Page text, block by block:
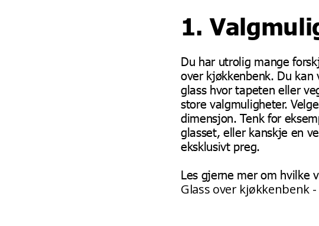
1.
Du har utrolig mange
over kjøkkenbenk. Du
glass hvor tapeten eller
store valgmuligheter.
dimensjon. Tenk for
glasset, eller kanskje en
eksklusivt preg.
Les gjerne mer om hvilke
Glass over kjøkkenbenk